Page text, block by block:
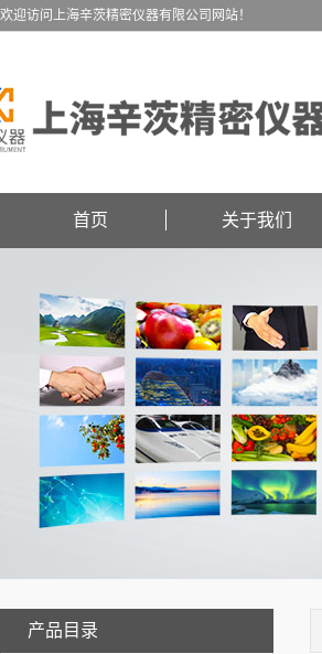
欢迎访问上海辛茨精密仪器有限公司网站！
首页 关于我们
产品目录